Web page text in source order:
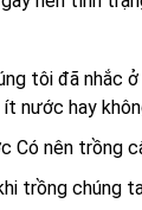
tôi đã nhắc
nước hay
nên trồng
trồng chúng